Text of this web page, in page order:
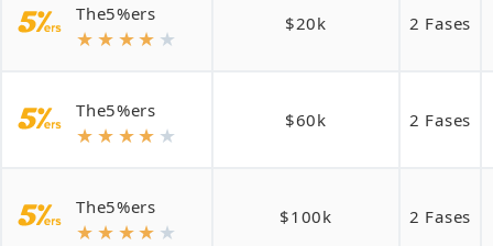
The5%ers
★ ★ ★★ ★
$20k 2 Fases
The5%ers
★ ★ ★★ ★
$60k 2 Fases
The5%ers
★ ★ ★★ ★
$100k 2 Fases